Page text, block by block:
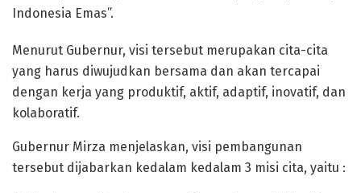
Indonesia Emas”.
Menurut Gubernur, visi tersebut merupakan cita-cita
yang harus diwujudkan bersama dan akan tercapai
dengan kerja yang produktif, aktif, adaptif, inovatif, dan
kolaboratif.
Gubernur Mirza menjelaskan, visi pembangunan
tersebut dijabarkan kedalam kedalam 3 misi cita, yaitu :